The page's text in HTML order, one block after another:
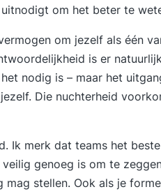
om het beter te
om jezelf als één
is er
nodig is – maar het
Die nuchterheid
Ik merk dat teams het
genoeg is om te
stellen. Ook als je